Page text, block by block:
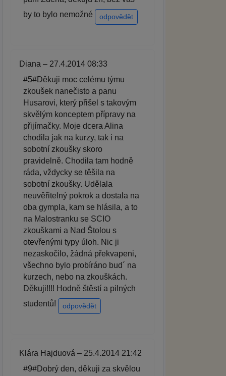
by to bylo nemožné
odpovědět
Diana – 27.4.2014 08:33
#5#Děkuji moc celému týmu
zkoušek nanečisto a panu
Husarovi, který přišel s takovým
skvělým konceptem přípravy na
přijímačky. Moje dcera Alina
chodila jak na kurzy, tak i na
sobotní zkoušky skoro
pravidelně. Chodila tam hodně
ráda, vždycky se těšila na
sobotní zkoušky. Udělala
neuvěřitelný pokrok a dostala na
oba gympla, kam se hlásila, a to
na Malostranku se SCIO
zkouškami a Nad Štolou s
otevřenými typy úloh. Nic ji
nezaskočilo, žádná překvapeni,
všechno bylo probíráno bud´ na
kurzech, nebo na zkouškách.
Děkuji!!!! Hodně štěstí a pilných
studentů!
odpovědět
Klára Hajduová – 25.4.2014 21:42
#9#Dobrý den, děkuji za skvělou